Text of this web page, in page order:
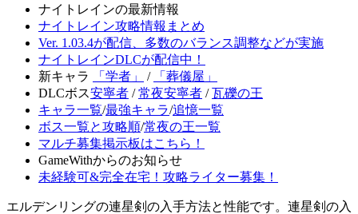
ナイトレインの最新情報
ナイトレイン攻略情報まとめ
Ver. 1.03.4が配信、多数のバランス調整などが実施
ナイトレインDLCが配信中！
新キャラ
「学者」 /
「葬儀屋」
DLCボス安寧者 /常夜安寧者 /瓦礫の王
キャラ一覧/最強キャラ/追憶一覧
ボス一覧と攻略順/常夜の王一覧
マルチ募集掲示板はこちら！
GameWithからのお知らせ
未経験可&完全在宅！攻略ライター募集！
エルデンリングの連星剣の入手方法と性能です。連星剣の入